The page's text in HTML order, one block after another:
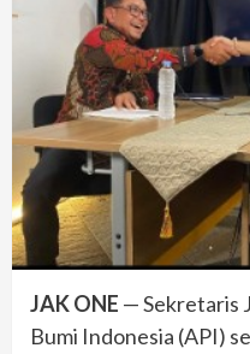
JAK ONE — Sekretaris
Bumi Indonesia (API)